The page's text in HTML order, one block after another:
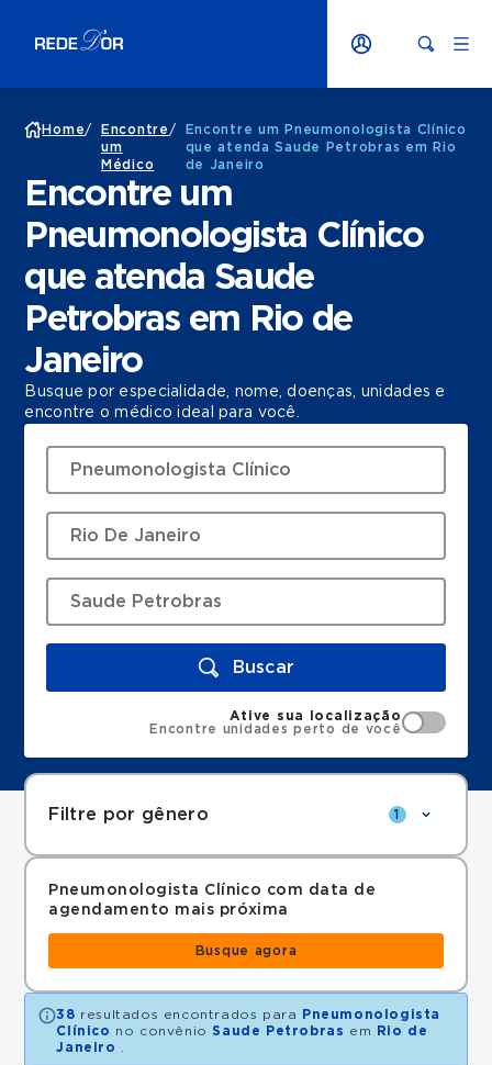
Home/
Encontre
um
Médico
/
Encontre um Pneumonologista Clínico
que atenda Saude Petrobras em Rio
de Janeiro
Encontre um
Pneumonologista Clínico
que atenda Saude
Petrobras em Rio de
Janeiro
Busque por especialidade, nome, doenças, unidades e
encontre o médico ideal para você.
Buscar
Ative sua localização
Encontre unidades perto de você
Filtre por gênero 1
Pneumonologista Clínico com data de
agendamento mais próxima
Busque agora
38 resultados encontrados para
Pneumonologista
Clínico no convênio Saude Petrobras em
Rio de
Janeiro